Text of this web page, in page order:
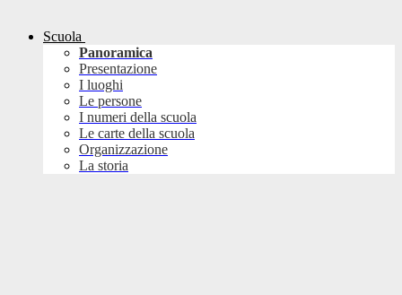
Scuola
Panoramica
Presentazione
I luoghi
Le persone
I numeri della scuola
Le carte della scuola
Organizzazione
La storia